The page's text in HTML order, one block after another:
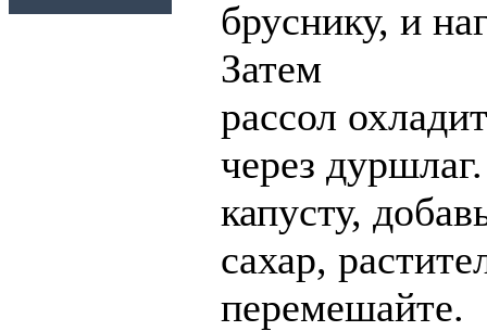
бруснику, и
Затем
рассол
через
капусту,
сахар,
перемешайте.